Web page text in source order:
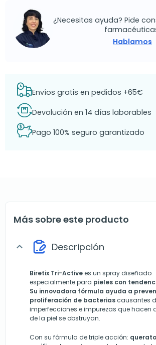
¿Necesitas ayuda? Pide
Hablamos
Envíos gratis en pedidos +65€
Devolución en 14 días laborables
Pago 100% seguro garantizado
Más sobre este producto
expand_more Descripción
Biretix Tri-Activees un spray diseñado
especialmente para pieles con
Su innovadora fórmula ayuda a
proliferación de bacterias causantes
imperfecciones e impurezas que hacen
de la piel se obstruyan.
Con su fórmula de triple acción: